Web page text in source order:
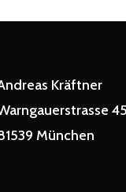
Kräftner
45
München